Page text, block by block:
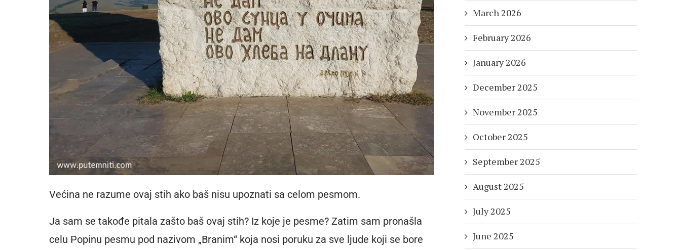
Većina ne razume ovaj stih ako baš nisu upoznati sa celom pesmom.
Ja sam se takođe pitala zašto baš ovaj stih? Iz koje je pesme? Zatim sam pronašla
celu Popinu pesmu pod nazivom „Branim“ koja nosi poruku za sve ljude koji se bore
March 2026
February 2026
January 2026
December 2025
November 2025
October 2025
September 2025
August 2025
July 2025
June 2025